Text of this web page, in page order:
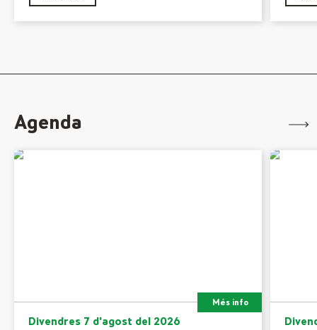
Agenda
Divendres 7 d'agost del 2026
Més info